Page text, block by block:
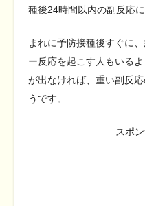
種後24時間以内の副反応
まれに予防接種後すぐに
ー反応を起こす人もいる
が出なければ、重い副反
うです。
スポ